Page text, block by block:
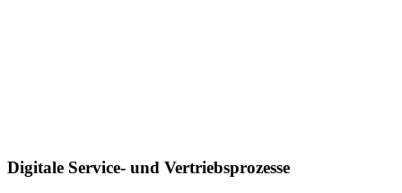
Digitale Service- und Vertriebsprozesse